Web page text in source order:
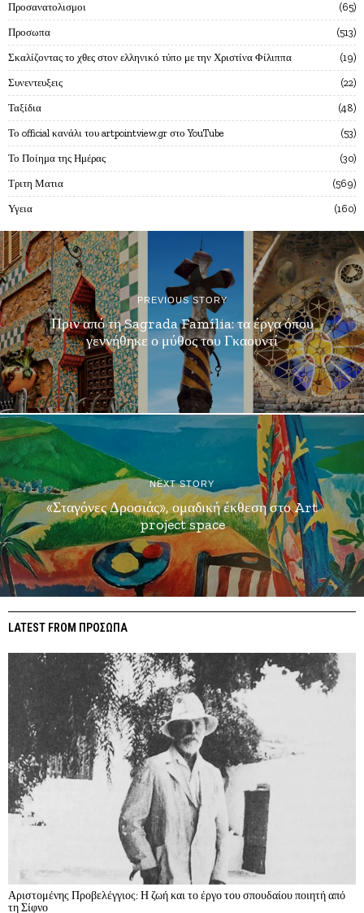
Προσανατολισμοι 65
Προσωπα 513
Σκαλίζοντας το χθες στον ελληνικό τύπο με την Χριστίνα Φίλιππα 19
Συνεντευξεις 22
Ταξίδια 48
Το official κανάλι του artpointview.gr στο YouTube 53
Το Ποίημα της Ημέρας 30
Τριτη Ματια 569
Υγεια 160
PREVIOUS STORY
Πριν από τη Sagrada Família: τα έργα όπου
γεννήθηκε ο μύθος του Γκαουντί
NEXT STORY
«Σταγόνες Δροσιάς», ομαδική έκθεση στο Art
project space
LATEST FROM ΠΡΟΣΩΠΑ
Αριστομένης Προβελέγγιος: Η ζωή και το έργο του σπουδαίου ποιητή από
τη Σίφνο